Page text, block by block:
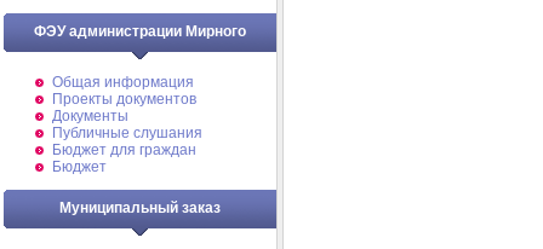
ФЭУ администрации Мирного
Общая информация
Проекты документов
Документы
Публичные слушания
Бюджет для граждан
Бюджет
Муниципальный заказ